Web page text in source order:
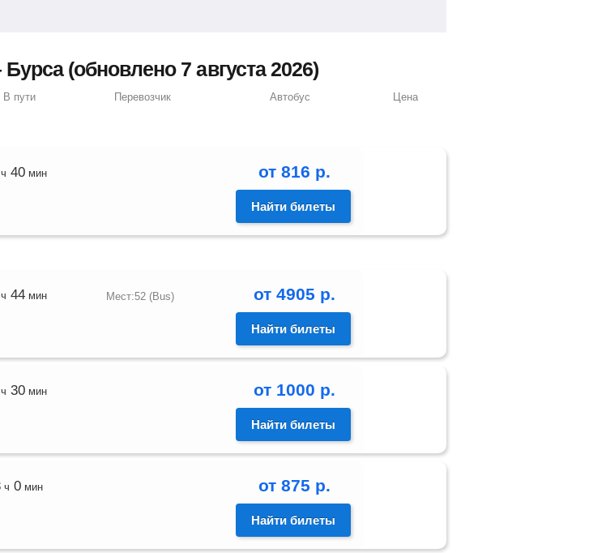
(обновлено 7 августа 2026)
В пути Перевозчик Автобус Цена
40мин от 816 р.
Найти билеты
44мин Мест:52 (Bus) от 4905 р.
Найти билеты
30мин от 1000 р.
Найти билеты
ч 0 мин от 875 р.
Найти билеты